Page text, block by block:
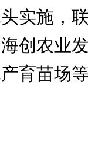
实施，
创农业
育苗场